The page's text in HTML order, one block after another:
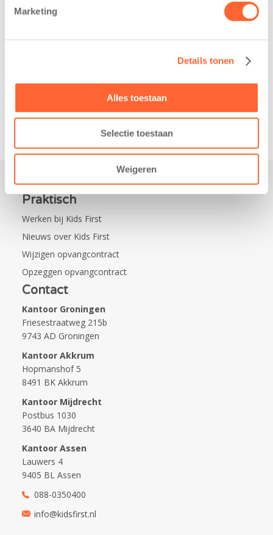
Marketing
Details tonen
Alles toestaan
Selectie toestaan
Weigeren
voor de Kids First
kregen een…
realisatie van een
de wijk Wiarda in
Leeuwarden Zuid.
Na…
Praktisch
Werken bij Kids First
Nieuws over Kids First
Wijzigen opvangcontract
Opzeggen opvangcontract
Contact
Kantoor Groningen
Friesestraatweg 215b
9743 AD Groningen
Kantoor Akkrum
Hopmanshof 5
8491 BK Akkrum
Kantoor Mijdrecht
Postbus 1030
3640 BA Mijdrecht
Kantoor Assen
Lauwers 4
9405 BL Assen
088-0350400
info@kidsfirst.nl